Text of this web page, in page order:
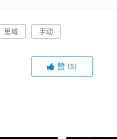
思域 手动
赞 (5)